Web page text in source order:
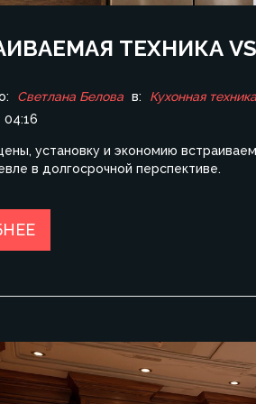
ТЕХНИКА
Светлана Белова в:
Кухонная техника
04:16
установку и экономию
в долгосрочной перспективе.